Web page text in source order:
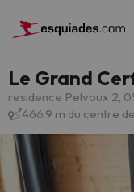
Le Grand
residence Pelvoux 2,
466.9 m du centre